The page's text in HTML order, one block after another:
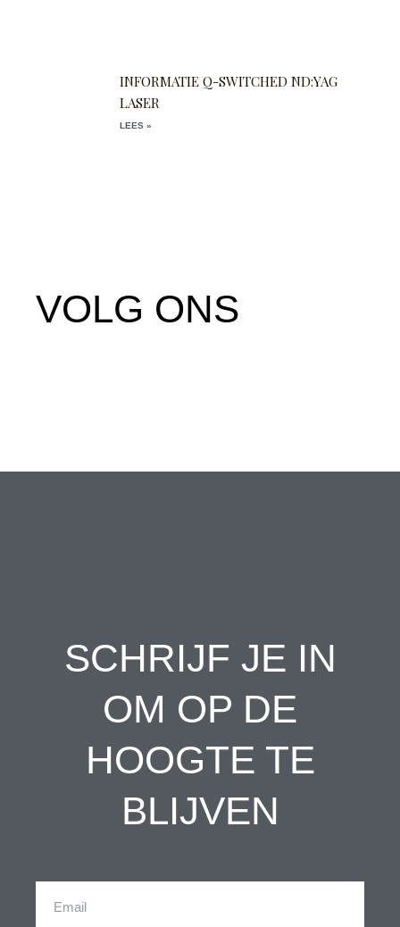
INFORMATIE Q-SWITCHED ND:YAG
LASER
LEES »
VOLG ONS
SCHRIJF JE IN
OM OP DE
HOOGTE TE
BLIJVEN